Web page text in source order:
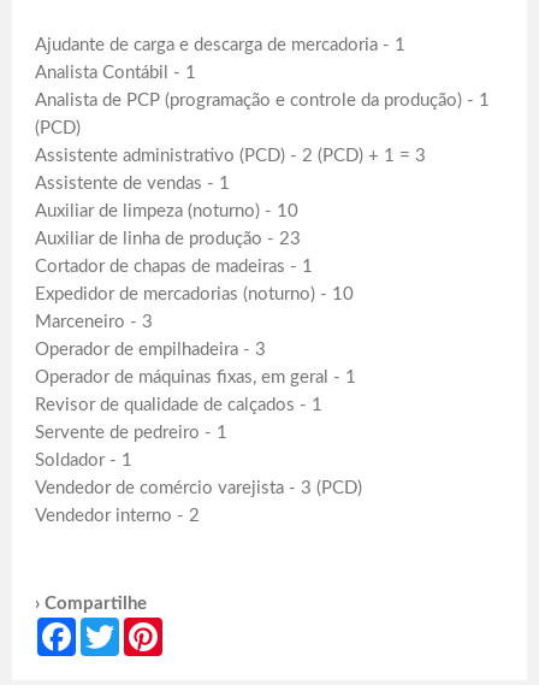
Ajudante de carga e descarga de mercadoria - 1
Analista Contábil - 1
Analista de PCP (programação e controle da produção) - 1
(PCD)
Assistente administrativo (PCD) - 2 (PCD) + 1 = 3
Assistente de vendas - 1
Auxiliar de limpeza (noturno) - 10
Auxiliar de linha de produção - 23
Cortador de chapas de madeiras - 1
Expedidor de mercadorias (noturno) - 10
Marceneiro - 3
Operador de empilhadeira - 3
Operador de máquinas fixas, em geral - 1
Revisor de qualidade de calçados - 1
Servente de pedreiro - 1
Soldador - 1
Vendedor de comércio varejista - 3 (PCD)
Vendedor interno - 2
› Compartilhe
Facebook
Twitter